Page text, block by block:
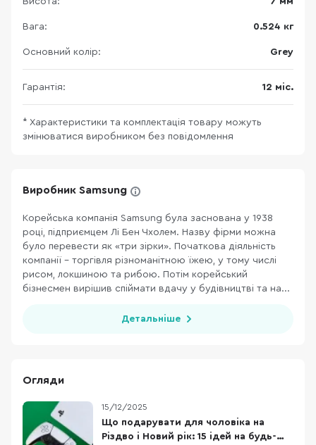
Вага: 0.524 кг
Основний колір: Grey
Гарантія: 12 міс.
* Характеристики та комплектація товару можуть
змінюватися виробником без повідомлення
Виробник Samsung
Корейська компанія Samsung була заснована у 1938
році, підприємцем Лі Бен Чхолем. Назву фірми можна
було перевести як «три зірки». Початкова діяльність
компанії – торгівля різноманітною їжею, у тому числі
рисом, локшиною та рибою. Потім корейський
бізнесмен вирішив спіймати вдачу у будівництві та на...
Детальніше
Огляди
15/12/2025
Що подарувати для чоловіка на
Різдво і Новий рік: 15 ідей на будь-